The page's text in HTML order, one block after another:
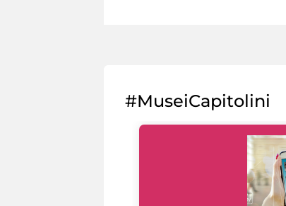
#MuseiCapitolini